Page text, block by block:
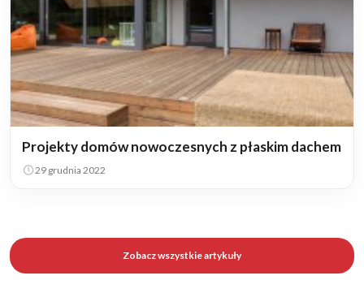
Projekty domów nowoczesnych z płaskim dachem
29 grudnia 2022
Zobacz wszystkie artykuły